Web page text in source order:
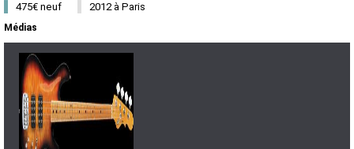
475€ neuf 2012 à Paris
Médias